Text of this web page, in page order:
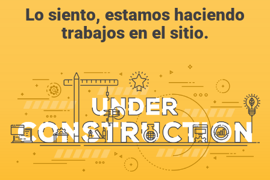
Lo siento, estamos haciendo
trabajos en el sitio.